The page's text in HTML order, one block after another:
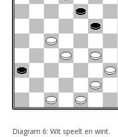
Diagram 6: Wit speelt en wint.